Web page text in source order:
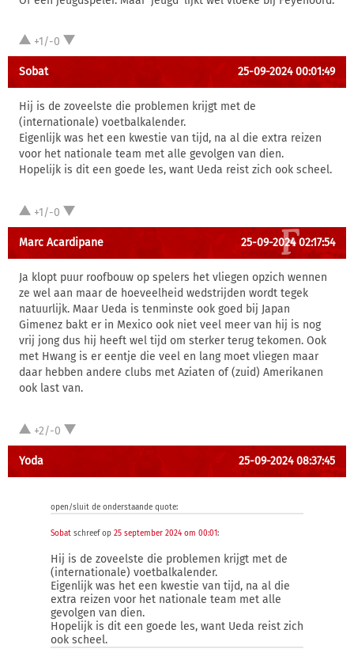
+1/-0
Sobat 25-09-2024 00:01:49
Hij is de zoveelste die problemen krijgt met de
(internationale) voetbalkalender.
Eigenlijk was het een kwestie van tijd, na al die extra reizen
voor het nationale team met alle gevolgen van dien.
Hopelijk is dit een goede les, want Ueda reist zich ook scheel.
+1/-0
Marc Acardipane 25-09-2024 02:17:54
Ja klopt puur roofbouw op spelers het vliegen opzich wennen
ze wel aan maar de hoeveelheid wedstrijden wordt tegek
natuurlijk. Maar Ueda is tenminste ook goed bij Japan
Gimenez bakt er in Mexico ook niet veel meer van hij is nog
vrij jong dus hij heeft wel tijd om sterker terug tekomen. Ook
met Hwang is er eentje die veel en lang moet vliegen maar
daar hebben andere clubs met Aziaten of (zuid) Amerikanen
ook last van.
+2/-0
Yoda 25-09-2024 08:37:45
open/sluit de onderstaande quote:
Sobat schreef op 25 september 2024 om 00:01:
Hij is de zoveelste die problemen krijgt met de
(internationale) voetbalkalender.
Eigenlijk was het een kwestie van tijd, na al die
extra reizen voor het nationale team met alle
gevolgen van dien.
Hopelijk is dit een goede les, want Ueda reist zich
ook scheel.